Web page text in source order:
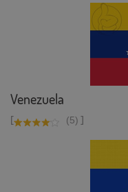
Venezuela
[ (5) ]